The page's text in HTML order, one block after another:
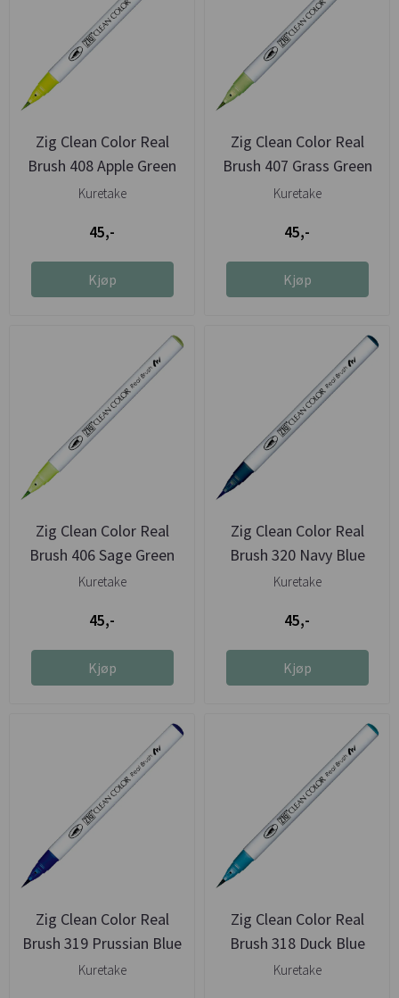
Zig Clean Color Real
Brush 408 Apple Green
Kuretake
45,-
Kjøp
Zig Clean Color Real
Brush 407 Grass Green
Kuretake
45,-
Kjøp
Zig Clean Color Real
Brush 406 Sage Green
Kuretake
45,-
Kjøp
Zig Clean Color Real
Brush 320 Navy Blue
Kuretake
45,-
Kjøp
Zig Clean Color Real
Brush 319 Prussian Blue
Kuretake
Zig Clean Color Real
Brush 318 Duck Blue
Kuretake